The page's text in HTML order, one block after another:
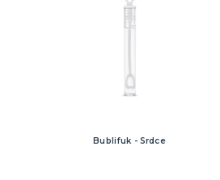
Bublifuk - Srdce